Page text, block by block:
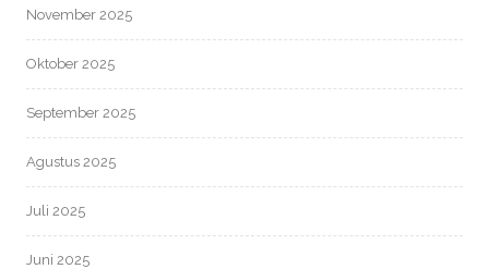
November 2025
Oktober 2025
September 2025
Agustus 2025
Juli 2025
Juni 2025